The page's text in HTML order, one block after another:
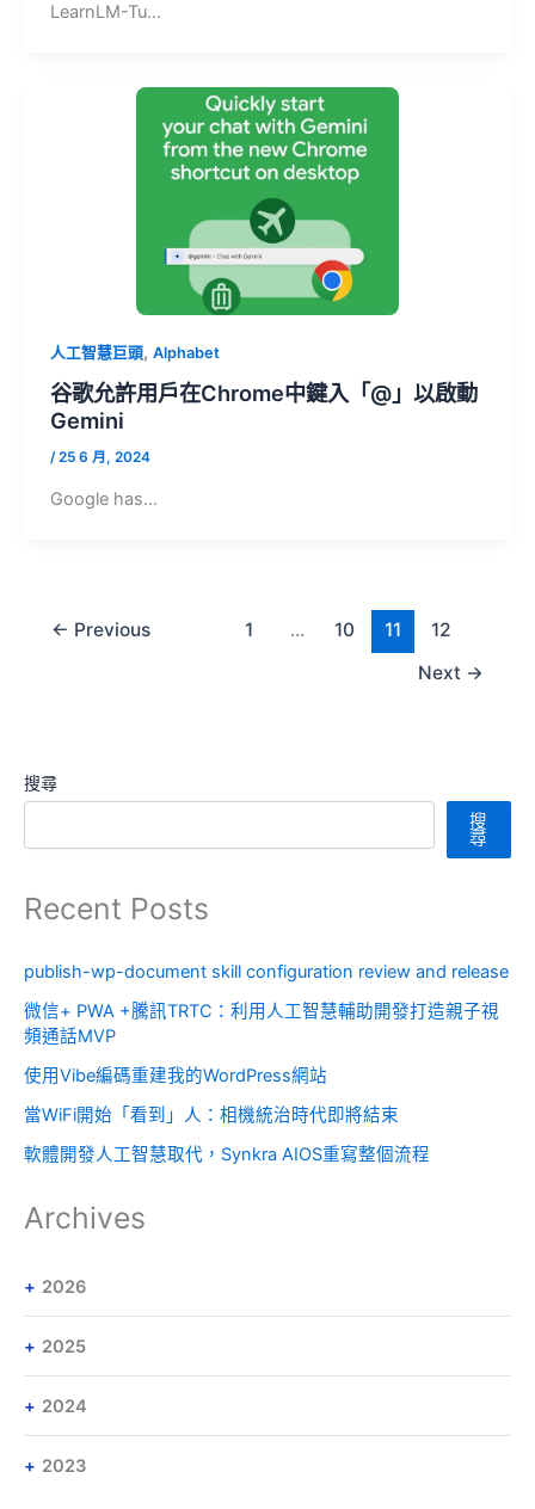
LearnLM-Tu…
人工智慧巨頭, Alphabet
谷歌允許用戶在Chrome中鍵入「@」以啟動
Gemini
/25 6 月, 2024
Google has…
← Previous 1 ... 10 11
12
Next →
搜尋
搜
尋
Recent Posts
publish-wp-document skill configuration review and release
微信+ PWA +騰訊TRTC：利用人工智慧輔助開發打造親子視
頻通話MVP
使用Vibe編碼重建我的WordPress網站
當WiFi開始「看到」人：相機統治時代即將結束
軟體開發人工智慧取代，Synkra AIOS重寫整個流程
Archives
2026
2025
2024
2023